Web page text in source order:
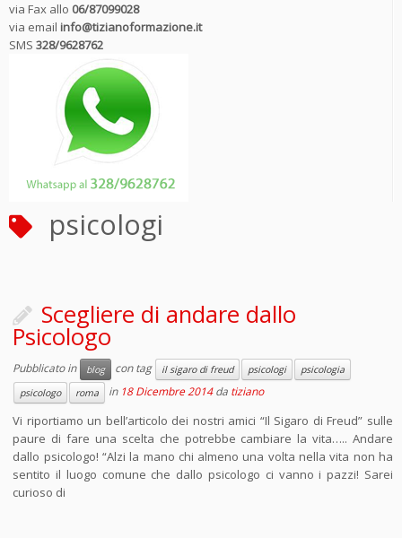
via Fax allo 06/87099028
via email info@tizianoformazione.it
SMS 328/9628762
psicologi
Scegliere di andare dallo
Psicologo
Pubblicato in blog con tag il sigaro di freud psicologi
psicologia
psicologo
roma in 18 Dicembre 2014 da tiziano
Vi riportiamo un bell’articolo dei nostri amici “Il Sigaro di Freud” sulle
paure di fare una scelta che potrebbe cambiare la vita….. Andare
dallo psicologo! “Alzi la mano chi almeno una volta nella vita non ha
sentito il luogo comune che dallo psicologo ci vanno i pazzi! Sarei
curioso di